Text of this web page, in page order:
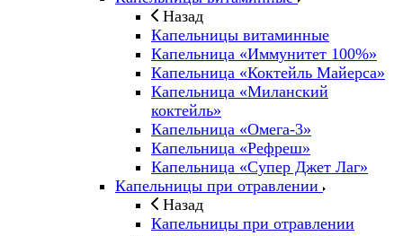
Назад
Капельницы витаминные
Капельница «Иммунитет 100%»
Капельница «Коктейль Майерса»
Капельница «Миланский
коктейль»
Капельница «Омега-3»
Капельница «Рефреш»
Капельница «Супер Джет Лаг»
Капельницы при отравлении
Назад
Капельницы при отравлении